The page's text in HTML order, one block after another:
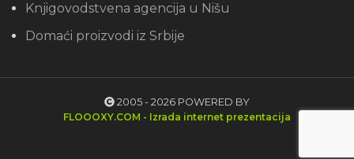
Knjigovodstvena agencija u Nišu
Domaći proizvodi iz Srbije
2005 - 2026 POWERED BY
FLOOOXY.COM - Izrada internet prezentacija